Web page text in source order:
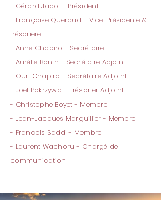
- Gérard Jadot - Président
- Françoise Queraud - Vice-Présidente &
trésorière
- Anne Chapiro - Secrétaire
- Aurélie Bonin - Secrétaire Adjoint
- Ouri Chapiro - Secrétaire Adjoint
- Joël Pokrzywa - Trésorier Adjoint
- Christophe Boyet - Membre
- Jean-Jacques Marguillier - Membre
- François Saddi - Membre
- Laurent Wachoru - Chargé de
communication